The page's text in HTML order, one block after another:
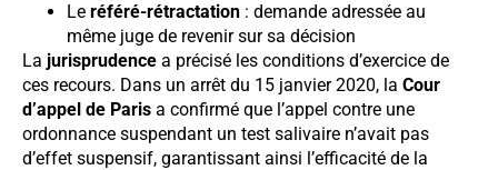
Le référé-rétractation : demande adressée au
même juge de revenir sur sa décision
La jurisprudence a précisé les conditions d’exercice de
ces recours. Dans un arrêt du 15 janvier 2020, la Cour
d’appel de Paris a confirmé que l’appel contre une
ordonnance suspendant un test salivaire n’avait pas
d’effet suspensif, garantissant ainsi l’efficacité de la